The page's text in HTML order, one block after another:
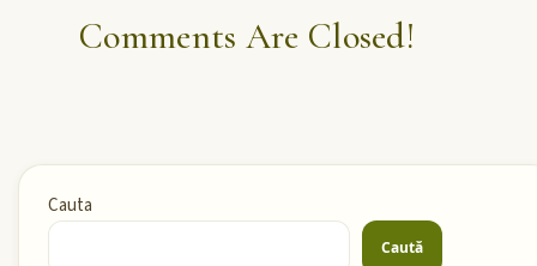
Comments Are Closed!
Cauta
Caută